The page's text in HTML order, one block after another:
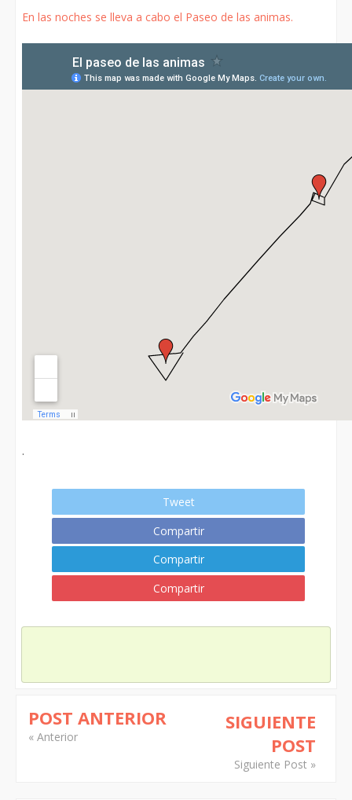
En las noches se lleva a cabo el Paseo de las animas.
.
Tweet
Compartir
Compartir
Compartir
POST ANTERIOR
« Anterior
SIGUIENTE
POST
Siguiente Post »